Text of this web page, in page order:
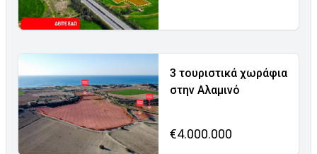
3 τουριστικά χωράφια
στην Αλαμινό
€4.000.000